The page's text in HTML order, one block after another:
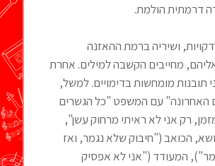
דרמתית הולמת.
ושיריה ברמת ההאזנה
מחייבים הקשבה למילים. אחרת
תובנות מומחשות בדימויים. למשל,
האחרונה" עם המשפט "כל הגשרים
רק אני לא ראיתי מרחוק עשן",
הכואב ("חיבוק שלא נגמר, ואז
המעודד ("אני לא אפסיק